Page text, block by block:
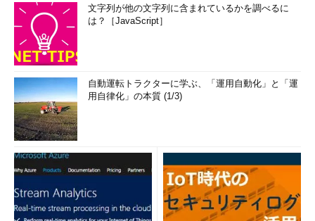
文字列が他の文字列に含まれているかを調べるに
は？［JavaScript］
自動運転トラクターに学ぶ、「運用自動化」と「運
用自律化」の本質 (1/3)